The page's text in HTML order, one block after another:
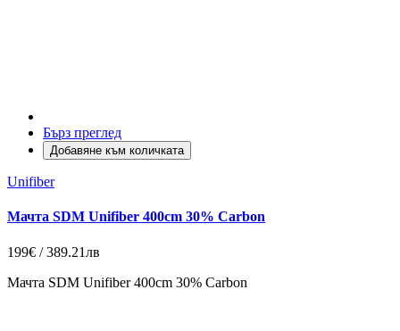
Бърз преглед
Добавяне към количката
Unifiber
Мачта SDM Unifiber 400cm 30% Carbon
199€ / 389.21лв
Мачта SDM Unifiber 400cm 30% Carbon